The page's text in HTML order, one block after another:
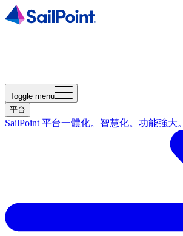
Toggle menu
平台
SailPoint 平台一體化。智慧化。功能強大。